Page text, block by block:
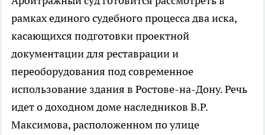
рамках единого судебного процесса два иска,
касающихся подготовки проектной
документации для реставрации и
переоборудования под современное
использование здания в Ростове-на-Дону. Речь
идет о доходном доме наследников В.Р.
Максимова, расположенном по улице